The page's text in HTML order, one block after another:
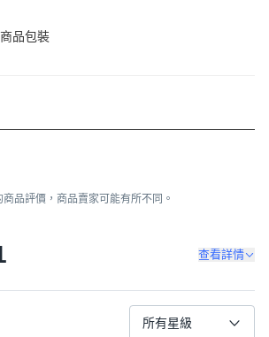
品包裝
品評價，商品賣家可能有所不同。
查看詳情
所有星級